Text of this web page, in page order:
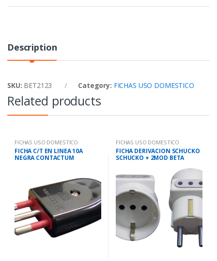
Description
SKU: BET2123 Category: FICHAS USO DOMESTICO
Related products
FICHAS USO DOMESTICO
FICHA C/T EN LINEA 10A
NEGRA CONTACTUM
FICHAS USO DOMESTICO
FICHA DERIVACION SCHUCKO
SCHUCKO + 2MOD BETA